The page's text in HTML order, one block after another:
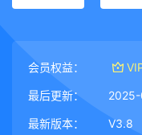
会员权益：
最后更新：
最新版本： V3.8